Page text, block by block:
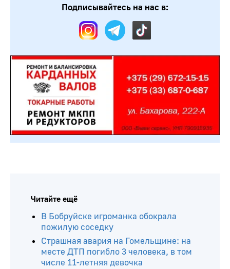
Подписывайтесь на нас в:
Читайте ещё
В Бобруйске игроманка обокрала
пожилую соседку
Страшная авария на Гомельщине: на
месте ДТП погибло 3 человека, в том
числе 11-летняя девочка